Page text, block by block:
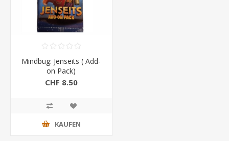
Mindbug: Jenseits ( Add-
on Pack)
CHF 8.50
KAUFEN